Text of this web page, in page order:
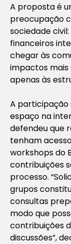
A proposta é
preocupação
sociedade
financeiros
chegar às
impactos mais
apenas às
A
espaço na
defendeu que
tenham
workshops do
contribuições
processo.
grupos
consultas
modo que
contribuições
discussões”,